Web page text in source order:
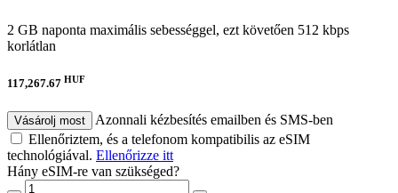
2 GB naponta maximális sebességgel, ezt követően 512 kbps
korlátlan
117,267.67 HUF
Vásárolj most
Azonnali kézbesítés emailben és SMS-ben
Ellenőriztem, és a telefonom kompatibilis az eSIM
technológiával. Ellenőrizze itt
Hány eSIM-re van szükséged?